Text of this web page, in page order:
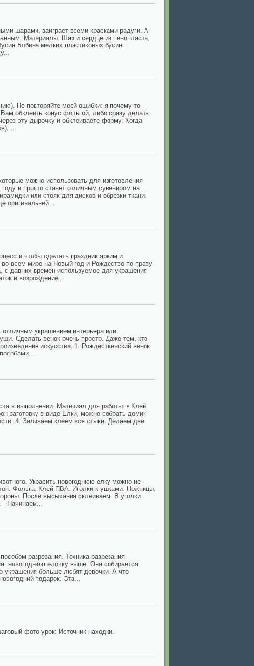
шарами, заиграет всеми красками радуги. А
Материалы: Шар и сердце из пенопласта,
Бобина мелких пластиковых бусин
Не повторяйте моей ошибки: я почему-то
обклеить конус фольгой, либо сразу делать
эту дырочку и обклеиваете форму. Когда
...
можно использовать для изготовления
и просто станет отличным сувениром на
или стояк для дисков и обрезки ткани.
оригинальней...
и чтобы сделать праздник ярким и
всем мире на Новый год и Рождество по праву
с давних времен используемое для украшения
и возрождение...
отличным украшением интерьера или
Сделать венок очень просто. Даже тем, кто
искусства. 1. Рождественский венок
в выполнении. Материал для работы: • Клей
заготовку в виде Ёлки, можно собрать домик
4. Заливаем клеем все стыки. Делаем две
Украсить новогоднюю елку можно не
Фольга. Клей ПВА. Иголки к ушками. Ножницы.
После высыхания склеиваем. В уголки
Начинаем...
разрезания. Техника разрезания
новогоднюю елочку выше. Она собирается
украшения больше любят девочки. А что
подарок. Эта...
фото урок: Источник находки.